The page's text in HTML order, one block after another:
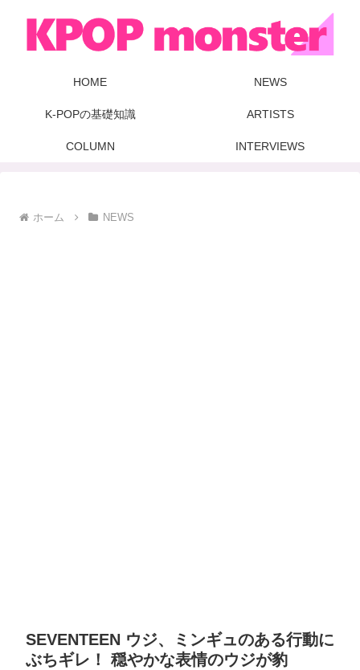
HOME NEWS
K-POPの基礎知識 ARTISTS
COLUMN INTERVIEWS
ホーム NEWS
SEVENTEEN ウジ、ミンギュのある行動に
ぶちギレ！ 穏やかな表情のウジが豹